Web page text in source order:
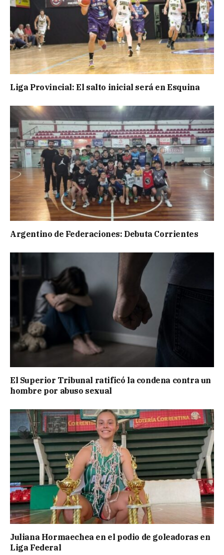
Liga Provincial: El salto inicial será en Esquina
Argentino de Federaciones: Debuta Corrientes
El Superior Tribunal ratificó la condena contra un
hombre por abuso sexual
Juliana Hormaechea en el podio de goleadoras en
Liga Federal